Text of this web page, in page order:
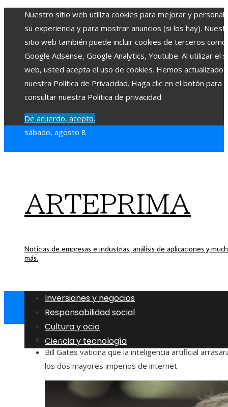
Nuestro sitio web utiliza cookies para mejorar y
su experiencia y para mostrar anuncios (si los hay).
sitio web también puede incluir cookies de terceros como
Google Adsense, Google Analytics, Youtube. Al utilizar el
web, usted acepta el uso de cookies. Hemos actualizado
nuestra Política de Privacidad. Haga clic en el botón para
consultar nuestra Política de privacidad.
De acuerdo, acepto.
sábado, agosto 8
ARTEPRIMA
Noticias de empresas e industrias, análisis de aplicaciones y
más.
Inversiones y negocios
Responsabilidad social
Cultura y ocio
Ciencia y tecnología
Inicio
Bill Gates vaticina que la inteligencia artificial
los dos mayores imperios de internet